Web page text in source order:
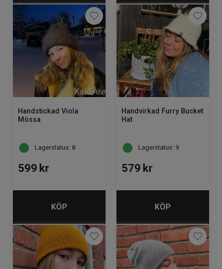
Handstickad Viola
Mössa
Lagerstatus: 8
599 kr
KÖP
Handvirkad Furry Bucket
Hat
Lagerstatus: 9
579 kr
KÖP